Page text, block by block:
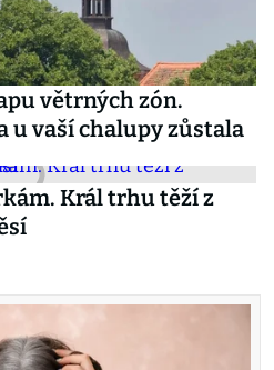
větrných zón.
u vaší chalupy zůstala
Král trhu těží z